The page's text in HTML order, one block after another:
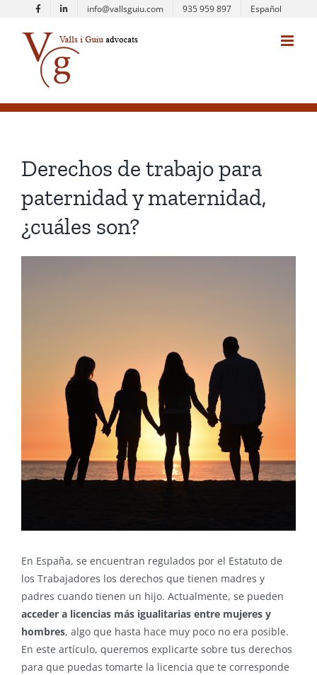
contenido
info@vallsguiu.com 935 959 897 Español
Derechos de trabajo para
paternidad y maternidad,
¿cuáles son?
En España, se encuentran regulados por el Estatuto de
los Trabajadores los derechos que tienen madres y
padres cuando tienen un hijo. Actualmente, se pueden
acceder a licencias más igualitarias entre mujeres y
hombres, algo que hasta hace muy poco no era posible.
En este artículo, queremos explicarte sobre tus derechos
para que puedas tomarte la licencia que te corresponde